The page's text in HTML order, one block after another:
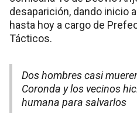
desaparición, dando inicio
hasta hoy a cargo de
Tácticos.
Dos hombres casi
Coronda y los vecinos
humana para salvarlos